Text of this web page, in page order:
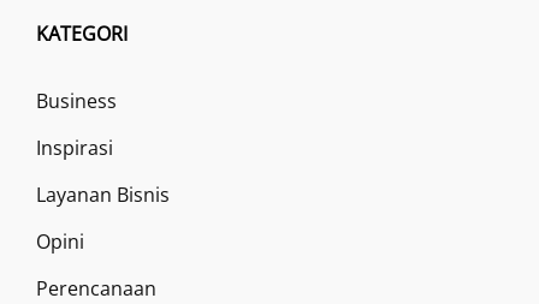
KATEGORI
Business
Inspirasi
Layanan Bisnis
Opini
Perencanaan